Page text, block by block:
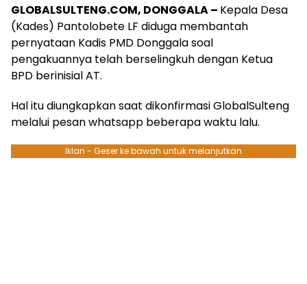
GLOBALSULTENG.COM, DONGGALA – Kepala Desa
(Kades) Pantolobete LF diduga membantah
pernyataan Kadis PMD Donggala soal
pengakuannya telah berselingkuh dengan Ketua
BPD berinisial AT.
Hal itu diungkapkan saat dikonfirmasi GlobalSulteng
melalui pesan whatsapp beberapa waktu lalu.
Iklan - Geser ke bawah untuk melanjutkan